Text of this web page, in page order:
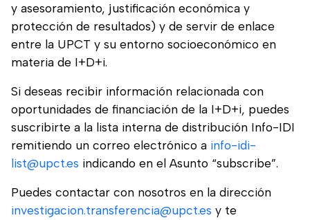
y asesoramiento, justificación económica y
protección de resultados) y de servir de enlace
entre la UPCT y su entorno socioeconómico en
materia de I+D+i.
Si deseas recibir información relacionada con
oportunidades de financiación de la I+D+i, puedes
suscribirte a la lista interna de distribución Info-IDI
remitiendo un correo electrónico a info-idi-
list@upct.es indicando en el Asunto “subscribe”.
Puedes contactar con nosotros en la dirección
investigacion.transferencia@upct.es y te